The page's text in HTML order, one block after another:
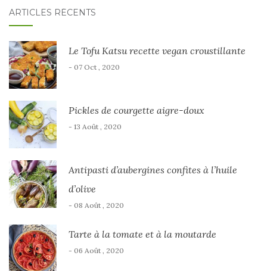
ARTICLES RÉCENTS
Le Tofu Katsu recette vegan croustillante
- 07 Oct , 2020
Pickles de courgette aigre-doux
- 13 Août , 2020
Antipasti d’aubergines confites à l’huile
d’olive
- 08 Août , 2020
Tarte à la tomate et à la moutarde
- 06 Août , 2020